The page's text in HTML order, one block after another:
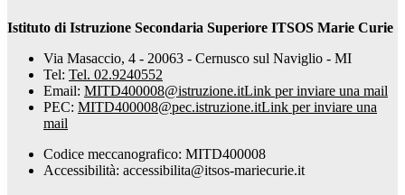
Istituto di Istruzione Secondaria Superiore ITSOS Marie Curie
Via Masaccio, 4 - 20063 - Cernusco sul Naviglio - MI
Tel: Tel. 02.9240552
Email: MITD400008@istruzione.itLink per inviare una mail
PEC: MITD400008@pec.istruzione.itLink per inviare una
mail
Codice meccanografico: MITD400008
Accessibilità: accessibilita@itsos-mariecurie.it